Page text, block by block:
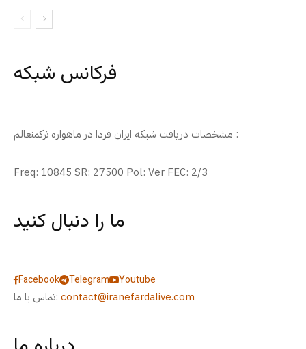
فرکانس شبکه
مشخصات دریافت شبکه ایران فردا در ماهواره ترکمنعالم :
Freq: 10845 SR: 27500 Pol: Ver FEC: 2/3
ما را دنبال کنید
Facebook Telegram
Youtube
تماس با ما: contact@iranefardalive.com